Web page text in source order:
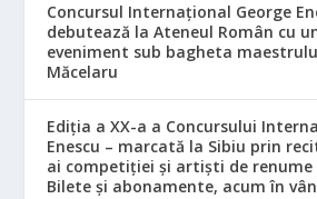
Concursul Internațional George
debutează la Ateneul Român cu
eveniment sub bagheta
Măcelaru
Ediția a XX-a a Concursului
Enescu – marcată la Sibiu prin
ai competiției și artiști de
Bilete și abonamente, acum în